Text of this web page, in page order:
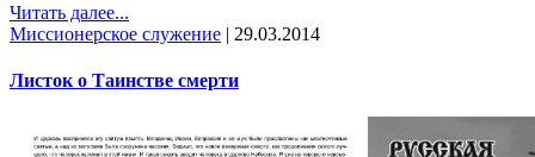
Читать далее...
Миссионерское служение | 29.03.2014
Листок о Таинстве смерти